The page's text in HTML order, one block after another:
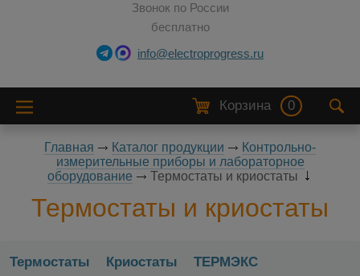
Звонок по России
бесплатно
info@electroprogress.ru
Корзина 0
Главная Каталог продукции
Контрольно-
измерительные приборы и лабораторное
оборудование
Термостаты и криостаты
Термостаты и криостаты
Термостаты Криостаты ТЕРМЭКС